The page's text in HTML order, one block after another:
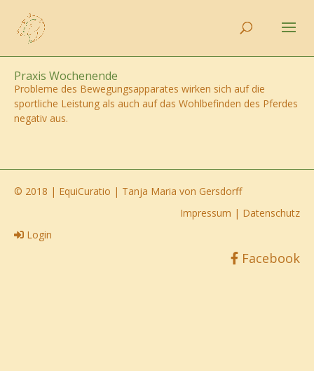
Praxis Wochenende
Probleme des Bewegungsapparates wirken sich auf die
sportliche Leistung als auch auf das Wohlbefinden des Pferdes
negativ aus.
© 2018 | EquiCuratio | Tanja Maria von Gersdorff
Datenschutz
|
Impressum
Login
Facebook